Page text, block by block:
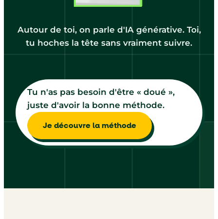
Autour de toi, on parle d'IA générative. Toi,
tu hoches la tête sans vraiment suivre.
Tu n'as pas besoin d'être « doué »,
juste d'avoir la bonne méthode.
Je découvre la méthode